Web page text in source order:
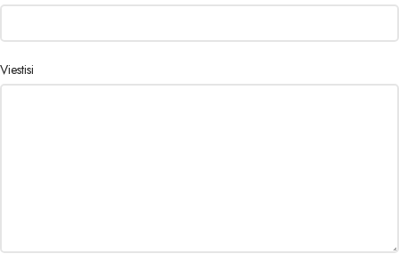
Viestisi